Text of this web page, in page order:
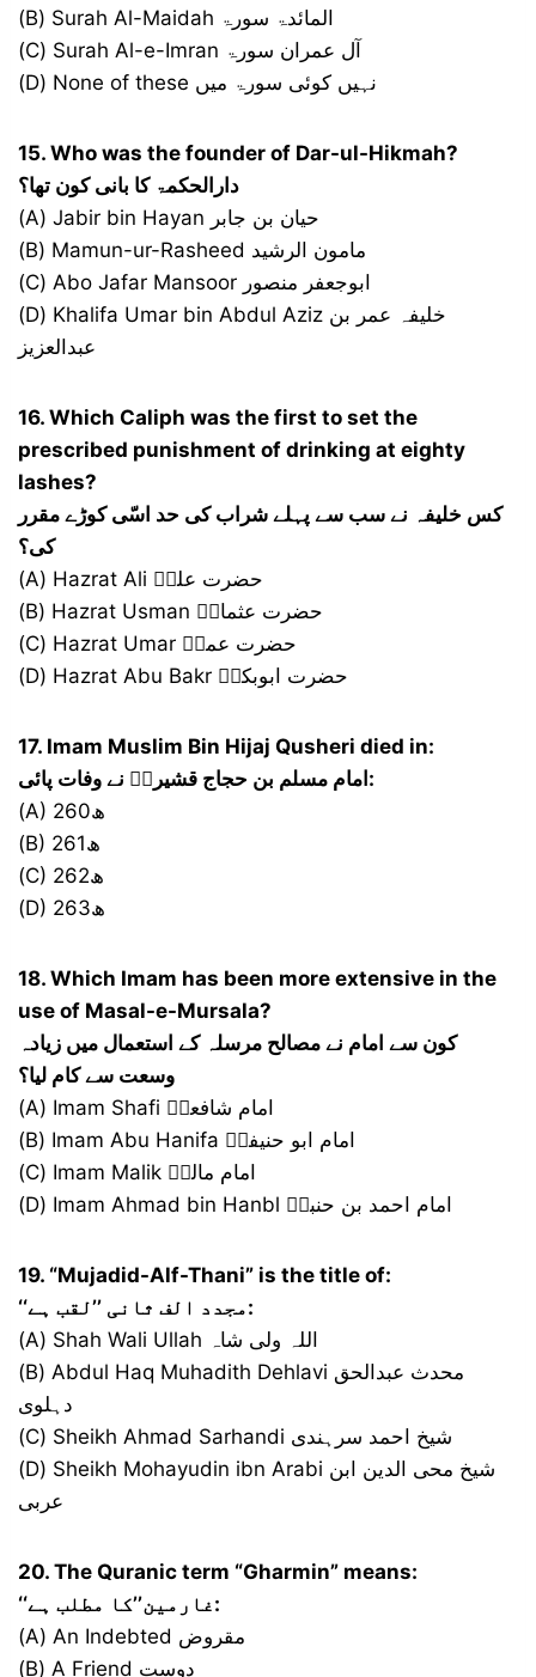
(B) Surah Al-Maidah المائدۃ سورۃ
(C) Surah Al-e-Imran آل عمران سورۃ
(D) None of these نہیں کوئی سورۃ میں
15. Who was the founder of Dar-ul-Hikmah?
دارالحکمۃ کا بانی کون تھا؟
(A) Jabir bin Hayan حیان بن جابر
(B) Mamun-ur-Rasheed مامون الرشید
(C) Abo Jafar Mansoor ابوجعفر منصور
(D) Khalifa Umar bin Abdul Aziz خلیفہ عمر بن
عبدالعزیز
16. Which Caliph was the first to set the
prescribed punishment of drinking at eighty
lashes?
کس خلیفہ نے سب سے پہلے شراب کی حد اسّی کوڑے مقرر
کی؟
(A) Hazrat Ali حضرت علیؓ
(B) Hazrat Usman حضرت عثمانؓ
(C) Hazrat Umar حضرت عمرؓ
(D) Hazrat Abu Bakr حضرت ابوبکرؓ
17. Imam Muslim Bin Hijaj Qusheri died in:
امام مسلم بن حجاج قشیریؒ نے وفات پائی:
(A) 260ھ
(B) 261ھ
(C) 262ھ
(D) 263ھ
18. Which Imam has been more extensive in the
use of Masal-e-Mursala?
کون سے امام نے مصالح مرسلہ کے استعمال میں زیادہ
وسعت سے کام لیا؟
(A) Imam Shafi امام شافعیؒ
(B) Imam Abu Hanifa امام ابو حنیفہؒ
(C) Imam Malik امام مالکؒ
(D) Imam Ahmad bin Hanbl امام احمد بن حنبلؒ
19. “Mujadid-Alf-Thani” is the title of:
‘‘مجدد الف ثانی ’’لقب ہے:
(A) Shah Wali Ullah اللہ ولی شاہ
(B) Abdul Haq Muhadith Dehlavi محدث عبدالحق
دہلوی
(C) Sheikh Ahmad Sarhandi شیخ احمد سرہندی
(D) Sheikh Mohayudin ibn Arabi شیخ محی الدین ابن
عربی
20. The Quranic term “Gharmin” means:
‘‘غارمین’’کا مطلب ہے:
(A) An Indebted مقروض
(B) A Friend دوست